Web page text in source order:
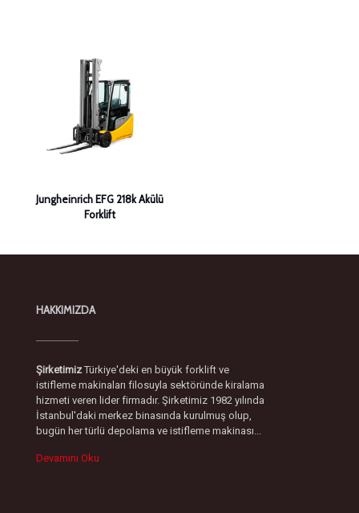
Jungheinrich EFG 218k Akülü
Forklift
HAKKIMIZDA
ŞirketimizTürkiye'deki en büyük forklift ve
istifleme makinaları filosuyla sektöründe kiralama
hizmeti veren lider firmadır. Şirketimiz 1982 yılında
İstanbul'daki merkez binasında kurulmuş olup,
bugün her türlü depolama ve istifleme makinası...
Devamını Oku